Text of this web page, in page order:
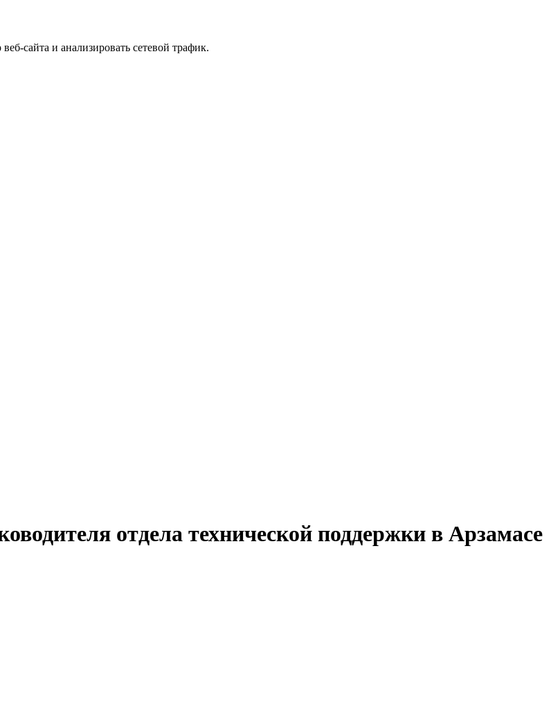
сайта и анализировать сетевой трафик.
отдела технической поддержки в Арзамасе